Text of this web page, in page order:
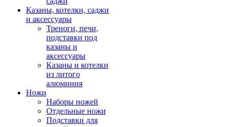
Казаны, котелки, саджи
и аксессуары
Треноги, печи,
подставки под
казаны и
аксессуары
Казаны и котелки
из литого
алюминия
Ножи
Наборы ножей
Отдельные ножи
Подставки для